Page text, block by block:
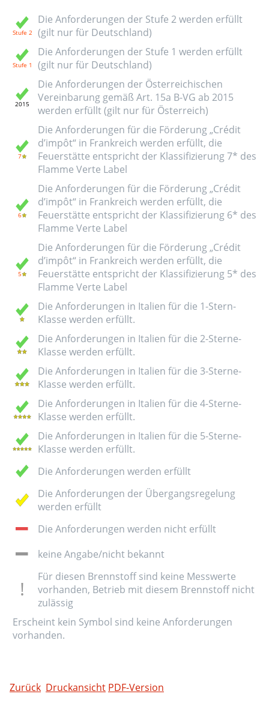
Die Anforderungen der Stufe 2 werden erfüllt
(gilt nur für Deutschland)
Die Anforderungen der Stufe 1 werden erfüllt
(gilt nur für Deutschland)
Die Anforderungen der Österreichischen
Vereinbarung gemäß Art. 15a B-VG ab 2015
werden erfüllt (gilt nur für Österreich)
Die Anforderungen für die Förderung „Crédit
d’impôt“ in Frankreich werden erfüllt, die
Feuerstätte entspricht der Klassifizierung 7* des
Flamme Verte Label
Die Anforderungen für die Förderung „Crédit
d’impôt“ in Frankreich werden erfüllt, die
Feuerstätte entspricht der Klassifizierung 6* des
Flamme Verte Label
Die Anforderungen für die Förderung „Crédit
d’impôt“ in Frankreich werden erfüllt, die
Feuerstätte entspricht der Klassifizierung 5* des
Flamme Verte Label
Die Anforderungen in Italien für die 1-Stern-
Klasse werden erfüllt.
Die Anforderungen in Italien für die 2-Sterne-
Klasse werden erfüllt.
Die Anforderungen in Italien für die 3-Sterne-
Klasse werden erfüllt.
Die Anforderungen in Italien für die 4-Sterne-
Klasse werden erfüllt.
Die Anforderungen in Italien für die 5-Sterne-
Klasse werden erfüllt.
Die Anforderungen werden erfüllt
Die Anforderungen der Übergangsregelung
werden erfüllt
Die Anforderungen werden nicht erfüllt
keine Angabe/nicht bekannt
Für diesen Brennstoff sind keine Messwerte
vorhanden, Betrieb mit diesem Brennstoff nicht
zulässig
Erscheint kein Symbol sind keine Anforderungen
vorhanden.
Zurück Druckansicht PDF-Version